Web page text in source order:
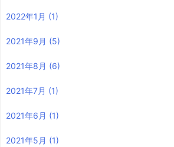
2022年1月 (1)
2021年9月 (5)
2021年8月 (6)
2021年7月 (1)
2021年6月 (1)
2021年5月 (1)